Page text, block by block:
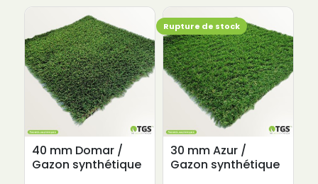
40 mm Domar /
Gazon synthétique
Rupture de stock
30 mm Azur /
Gazon synthétique